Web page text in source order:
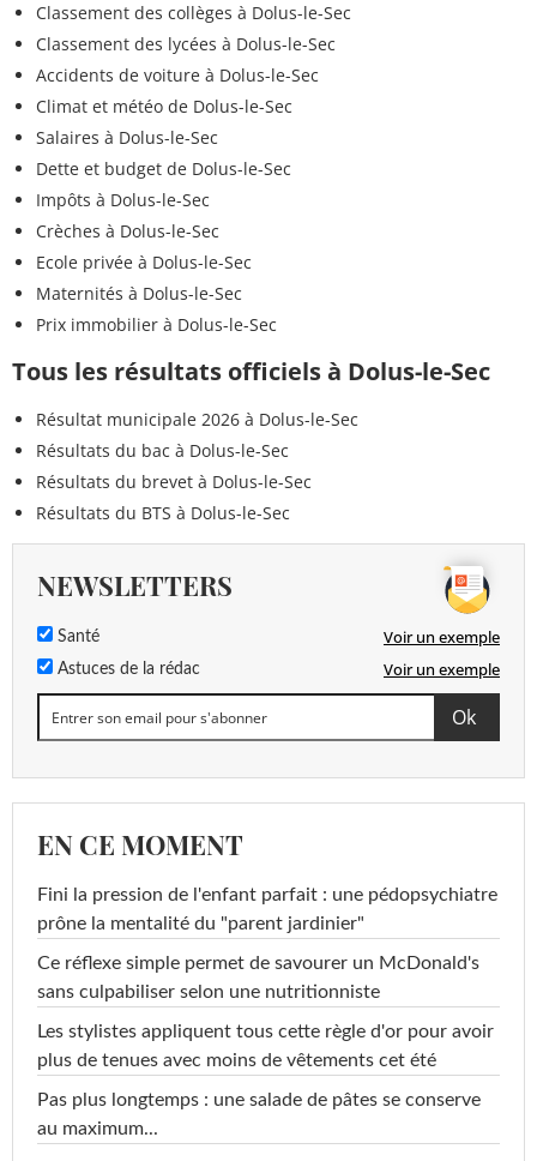
Classement des collèges à Dolus-le-Sec
Classement des lycées à Dolus-le-Sec
Accidents de voiture à Dolus-le-Sec
Climat et météo de Dolus-le-Sec
Salaires à Dolus-le-Sec
Dette et budget de Dolus-le-Sec
Impôts à Dolus-le-Sec
Crèches à Dolus-le-Sec
Ecole privée à Dolus-le-Sec
Maternités à Dolus-le-Sec
Prix immobilier à Dolus-le-Sec
Tous les résultats officiels à Dolus-le-Sec
Résultat municipale 2026 à Dolus-le-Sec
Résultats du bac à Dolus-le-Sec
Résultats du brevet à Dolus-le-Sec
Résultats du BTS à Dolus-le-Sec
NEWSLETTERS
Santé Voir un exemple
Astuces de la rédac Voir un exemple
EN CE MOMENT
Fini la pression de l'enfant parfait : une pédopsychiatre
prône la mentalité du "parent jardinier"
Ce réflexe simple permet de savourer un McDonald's
sans culpabiliser selon une nutritionniste
Les stylistes appliquent tous cette règle d'or pour avoir
plus de tenues avec moins de vêtements cet été
Pas plus longtemps : une salade de pâtes se conserve
au maximum...